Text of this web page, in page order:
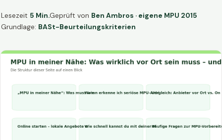
Lesezeit 5 Min.Geprüft von Ben Ambros · eigene MPU 2015
Grundlage: BASt-Beurteilungskriterien